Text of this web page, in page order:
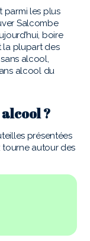
parmi les plus
Salcombe
boire
la plupart des
alcool,
alcool du
?
présentées
tourne autour des